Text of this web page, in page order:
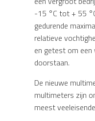
-15 °C tot + 55
gedurende
relatieve
en getest om een
doorstaan.
De nieuwe
multimeters zijn
meest